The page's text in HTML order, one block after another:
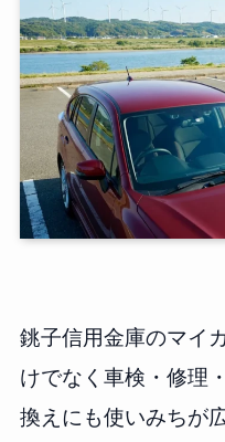
銚子信用金庫のマイ
けでなく車検・修理
換えにも使いみちが